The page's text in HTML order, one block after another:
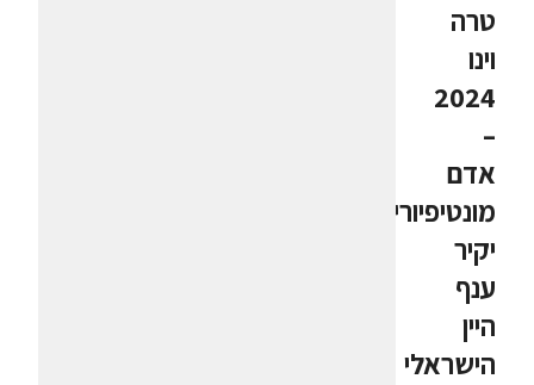
טרה
וינו
2024
–
אדם
מונטיפיורי
יקיר
ענף
היין
הישראלי